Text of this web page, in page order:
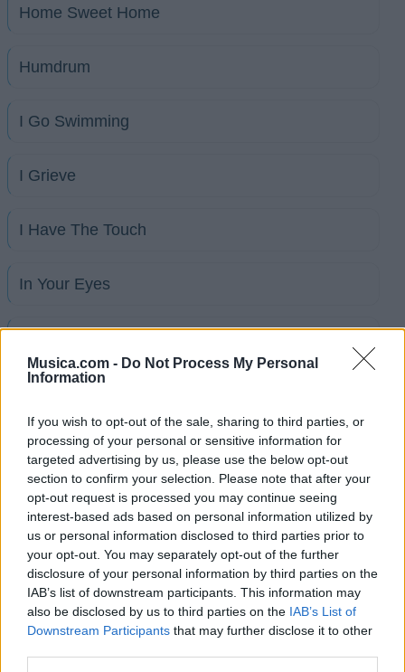
Musica.com - Do Not Process My Personal
Information
If you wish to opt-out of the sale, sharing to third parties, or
processing of your personal or sensitive information for
targeted advertising by us, please use the below opt-out
section to confirm your selection. Please note that after your
opt-out request is processed you may continue seeing
interest-based ads based on personal information utilized by
us or personal information disclosed to third parties prior to
your opt-out. You may separately opt-out of the further
disclosure of your personal information by third parties on the
IAB’s list of downstream participants. This information may
also be disclosed by us to third parties on the IAB’s List of
Downstream Participants that may further disclose it to other
Home Sweet Home
Humdrum
I Go Swimming
I Grieve
I Have The Touch
In Your Eyes
Kiss That Frog
Lead A Normal Life
Love To Be Loved
Lovetown
Ver todas sus letras por orden alfabético